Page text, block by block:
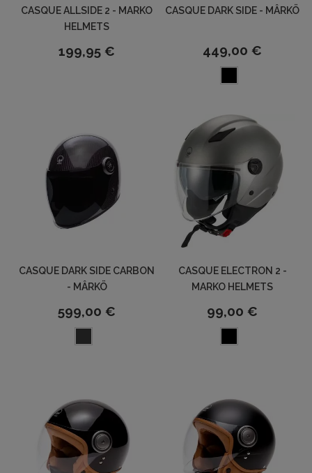
CASQUE ALLSIDE 2 - MARKO
HELMETS
199,95 €
CASQUE DARK SIDE - MÂRKÖ
449,00 €
CASQUE DARK SIDE CARBON
- MÂRKÖ
599,00 €
CASQUE ELECTRON 2 -
MARKO HELMETS
99,00 €